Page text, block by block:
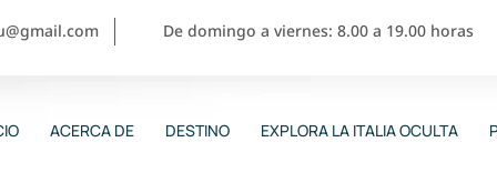
De domingo a viernes: 8.00 a 19.00 horas
ACERCA DE DESTINO EXPLORA LA ITALIA OCULTA